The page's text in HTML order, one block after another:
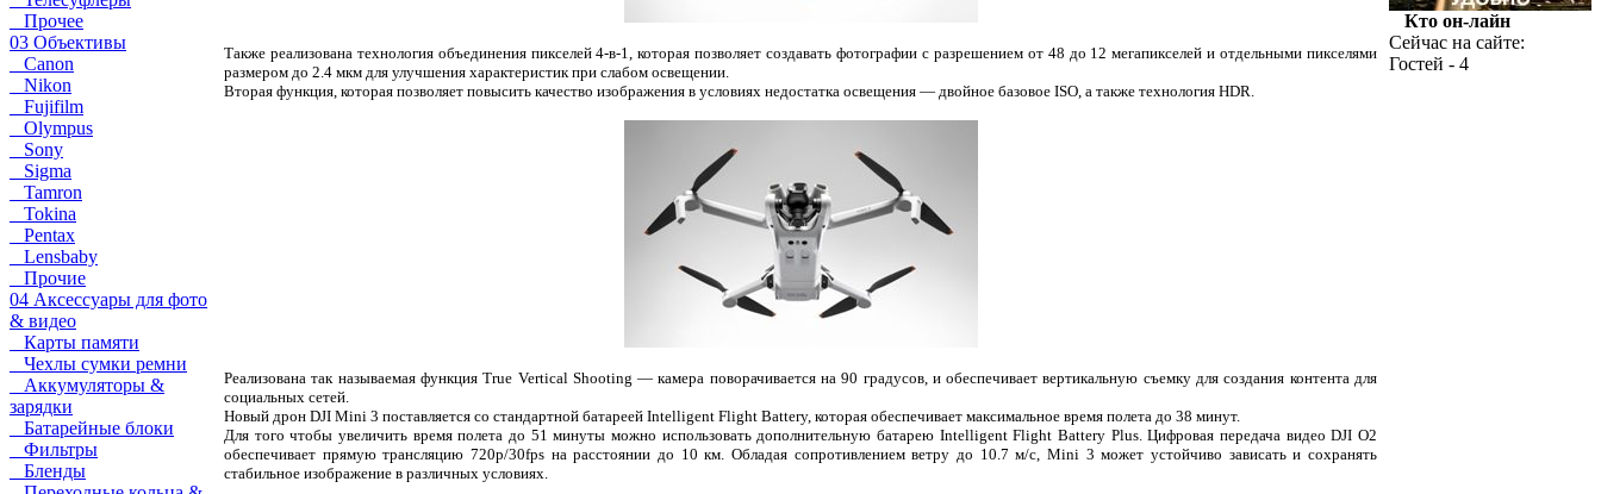
Прочее
03 Объективы
Canon
Nikon
Fujifilm
Olympus
Sony
Sigma
Tamron
Tokina
Pentax
Lensbaby
Прочие
04 Аксессуары для фото
& видео
Карты памяти
Чехлы сумки ремни
Аккумуляторы &
зарядки
Батарейные блоки
Фильтры
Бленды
Также реализована технология объединения пикселей 4-в-1, которая позволяет создавать фотографии с разрешением от 48 до 12 мегапикселей и отдельными пикселями
размером до 2.4 мкм для улучшения характеристик при слабом освещении.
Вторая функция, которая позволяет повысить качество изображения в условиях недостатка освещения — двойное базовое ISO, а также технология HDR.
Реализована так называемая функция True Vertical Shooting — камера поворачивается на 90 градусов, и обеспечивает вертикальную съемку для создания контента для
социальных сетей.
Новый дрон DJI Mini 3 поставляется со стандартной батареей Intelligent Flight Battery, которая обеспечивает максимальное время полета до 38 минут.
Для того чтобы увеличить время полета до 51 минуты можно использовать дополнительную батарею Intelligent Flight Battery Plus. Цифровая передача видео DJI O2
обеспечивает прямую трансляцию 720p/30fps на расстоянии до 10 км. Обладая сопротивлением ветру до 10.7 м/с, Mini 3 может устойчиво зависать и сохранять
стабильное изображение в различных условиях.
Кто он-лайн
Сейчас на сайте:
Гостей - 4